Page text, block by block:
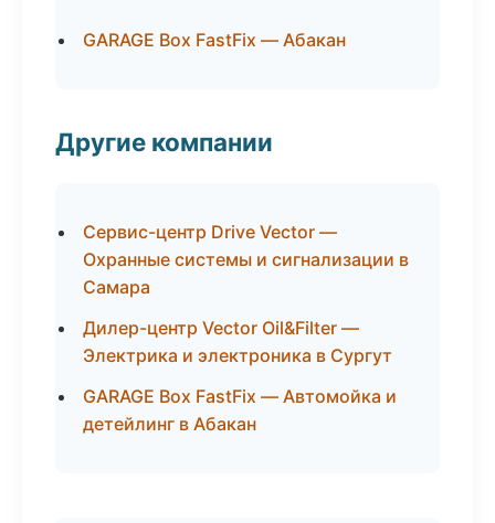
GARAGE Box FastFix — Абакан
Другие компании
Сервис-центр Drive Vector —
Охранные системы и сигнализации в
Самара
Дилер-центр Vector Oil&Filter —
Электрика и электроника в Сургут
GARAGE Box FastFix — Автомойка и
детейлинг в Абакан